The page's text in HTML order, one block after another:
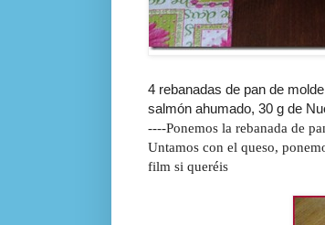
4 rebanadas de pan de
salmón ahumado, 30 g de
----Ponemos la rebanada de
Untamos con el queso,
film si queréis